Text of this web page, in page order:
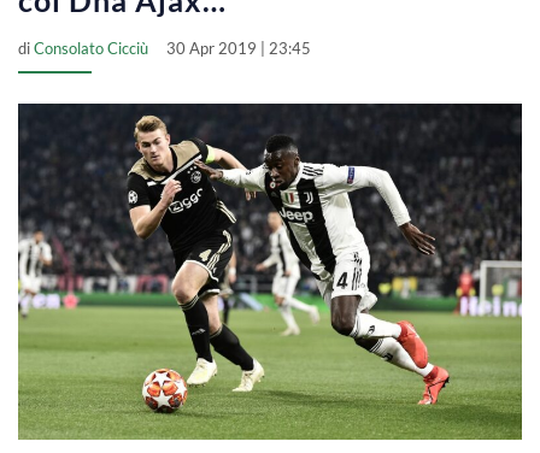
diConsolato Cicciù 30 Apr 2019 | 23:45